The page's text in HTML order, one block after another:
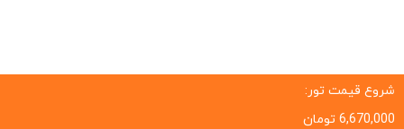
شروع قیمت تور:
6,670,000 تومان